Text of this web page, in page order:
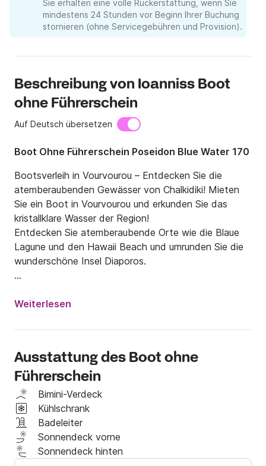
Sie erhalten eine volle Rückerstattung, wenn Sie
mindestens 24 Stunden vor Beginn Ihrer Buchung
stornieren (ohne Servicegebühren und Provision).
Beschreibung von Ioanniss Boot
ohne Führerschein
Auf Deutsch übersetzen
Boot Ohne Führerschein Poseidon Blue Water 170
Bootsverleih in Vourvourou – Entdecken Sie die
atemberaubenden Gewässer von Chalkidiki! Mieten
Sie ein Boot in Vourvourou und erkunden Sie das
kristallklare Wasser der Region!
Entdecken Sie atemberaubende Orte wie die Blaue
Lagune und den Hawaii Beach und umrunden Sie die
wunderschöne Insel Diaporos.
Sie nicht bereuen werden! • Kapazität: bis zu 7
• Kraftstoff: nicht im Preis inbegriffen (wird am Ende
• Optionaler Skipper: gegen Aufpreis verfügbar, oder
Sie können das Boot selbst steuern, wenn Sie bereit
für ein Abenteuer sind! Verpassen Sie nicht die
Chance, unvergessliche Erinnerungen auf dem Wasser
zu schaffen. Buchen Sie Ihr Boot noch heute und
beginnen Sie Ihre Entdeckungsreise!
Weiterlesen
Ausstattung des Boot ohne
Führerschein
Bimini-Verdeck
Kühlschrank
Badeleiter
Sonnendeck vorne
Sonnendeck hinten